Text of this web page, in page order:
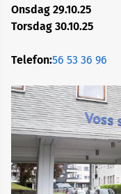
Onsdag 29.10.25
Torsdag 30.10.25
Telefon:56 53 36 96